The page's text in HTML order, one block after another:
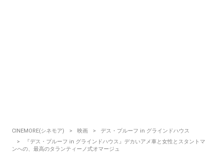
CINEMORE(シネモア) 映画
デス・プルーフ in グラインドハウス
『デス・プルーフ in グラインドハウス』デカいアメ車と女性とスタントマ
ンへの、最高のタランティーノ式オマージュ